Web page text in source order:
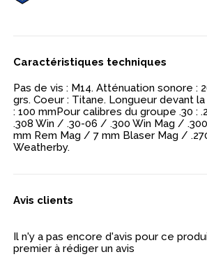
Caractéristiques techniques
Pas de vis : M14. Atténuation sonore :
grs. Coeur : Titane. Longueur devant
: 100 mmPour calibres du groupe .30 :
.308 Win / .30-06 / .300 Win Mag /
mm Rem Mag / 7 mm Blaser Mag /
Weatherby.
Avis clients
Il n'y a pas encore d'avis pour ce
premier à rédiger un avis